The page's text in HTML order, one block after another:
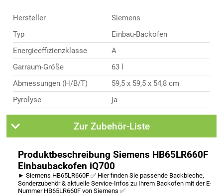
Hersteller
Siemens
Typ
Einbau-Backofen
Energieeffizienzklasse
A
Garraum-Größe
63 l
Abmessungen (H/B/T)
59,5 x 59,5 x 54,8 cm
Pyrolyse
ja
Zur Zubehör-Liste
Produktbeschreibung Siemens HB65LR660F
Einbaubackofen iQ700
► Siemens HB65LR660F ✅ Hier finden Sie passende Backbleche,
Sonderzubehör & aktuelle Service-Infos zu Ihrem Backofen mit der E-
Nummer HB65LR660F von Siemens ✅